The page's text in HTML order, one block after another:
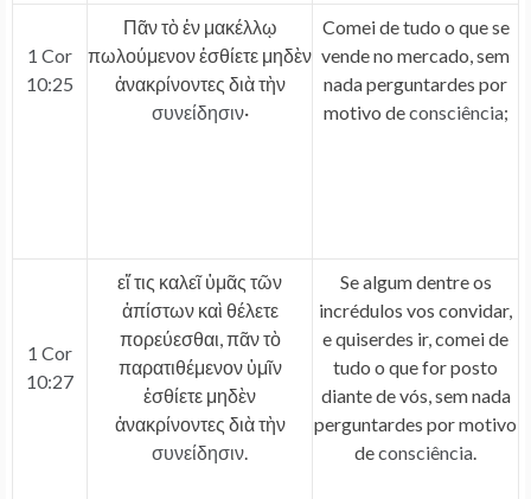
1 Cor
10:25
Πᾶν τὸ ἐν μακέλλῳ
πωλούμενον ἐσθίετε μηδὲν
ἀνακρίνοντες διὰ τὴν
συνείδησιν·
Comei de tudo o que se
vende no mercado, sem
nada perguntardes por
motivo deconsciência;
1 Cor
10:27
εἴ τις καλεῖ ὑμᾶς τῶν
ἀπίστων καὶ θέλετε
πορεύεσθαι, πᾶν τὸ
παρατιθέμενον ὑμῖν
ἐσθίετε μηδὲν
ἀνακρίνοντες διὰ τὴν
συνείδησιν.
Se algum dentre os
incrédulos vos convidar,
e quiserdes ir, comei de
tudo o que for posto
diante de vós, sem nada
perguntardes por motivo
deconsciência.